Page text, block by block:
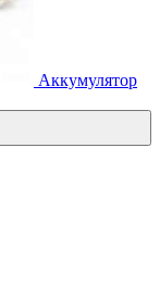
Аккумулятор